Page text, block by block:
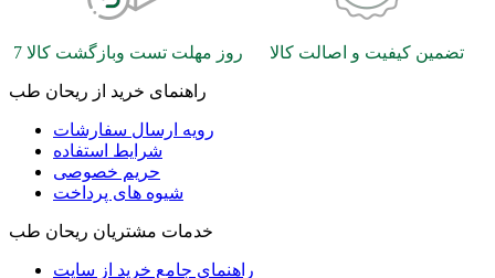
7 روز مهلت تست وبازگشت کالا تضمین کیفیت و اصالت کالا
راهنمای خرید از ریحان طب
رویه ارسال سفارشات
شرایط استفاده
حریم خصوصی
شیوه های پرداخت
خدمات مشتریان ریحان طب
راهنمای جامع خرید از سایت